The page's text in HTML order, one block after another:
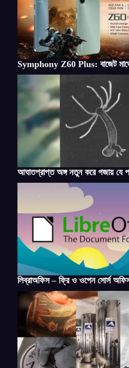
Symphony Z60 Plus: বাজেট
আঘাতপ্রাপ্ত অঙ্গ নতুন করে গজায় যে
লিব্রাঅফিস – ফ্রি ও ওপেন সোর্স